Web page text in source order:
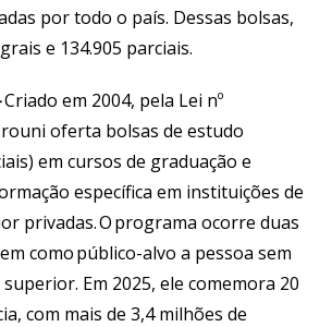
por todo o país. Dessas bolsas,
e 134.905 parciais.
Criado em 2004, pela Lei nº
oferta bolsas de estudo
em cursos de graduação e
específica em instituições de
privadas. O programa ocorre duas
como público-alvo a pessoa sem
Em 2025, ele comemora 20
com mais de 3,4 milhões de